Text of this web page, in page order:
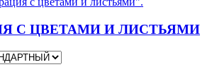
С ЦВЕТАМИ И ЛИСТЬЯМИ